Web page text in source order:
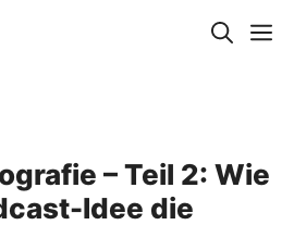
– Teil 2: Wie
Idee die